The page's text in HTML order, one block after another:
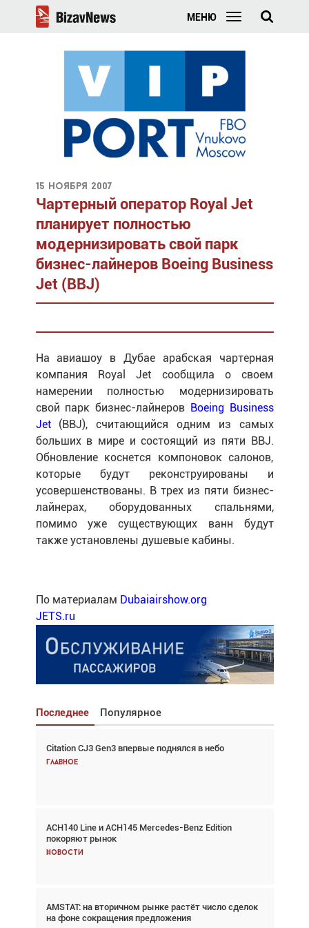
МЕНЮ
15 ноября 2007
Чартерный оператор Royal Jet
планирует полностью
модернизировать свой парк
бизнес-лайнеров Boeing Business
Jet (BBJ)
На авиашоу в Дубае арабская чартерная
компания Royal Jet сообщила о своем
намерении полностью модернизировать
свой парк бизнес-лайнеров Boeing Business
Jet(BBJ), считающийся одним из самых
больших в мире и состоящий из пяти BBJ.
Обновление коснется компоновок салонов,
которые будут реконструированы и
усовершенствованы. В трех из пяти бизнес-
лайнерах, оборудованных спальнями,
помимо уже существующих ванн будут
также установлены душевые кабины.
По материалам Dubaiairshow.org
JETS.ru
Последнее Популярное
Citation CJ3 Gen3 впервые поднялся в небо
Главное
ACH140 Line и ACH145 Mercedes-Benz Edition
покоряют рынок
Новости
AMSTAT: на вторичном рынке растёт число сделок
на фоне сокращения предложения
Взгляд с высоты: тандем вертолётов и БПЛА в
спасательных операциях
Авиационный фотограф Дэйв Кох: «Фотография
говорит сама за себя... а ИИ всё портит»
Новости
В городах чемпионата мира наблюдался подъём,
хотя общий трафик снизился